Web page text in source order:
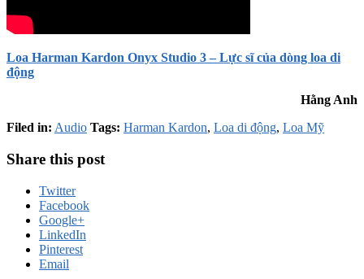
Loa Harman Kardon Onyx Studio 3 – Lực sĩ của dòng loa di
động
Hằng Anh
Filed in: Audio Tags: Harman Kardon, Loa di động, Loa Mỹ
Share this post
Twitter
Facebook
Google+
LinkedIn
Pinterest
Email